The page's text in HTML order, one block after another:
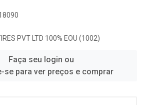
PVT LTD 100% EOU (1002)
Faça seu login ou
se para ver preços e comprar